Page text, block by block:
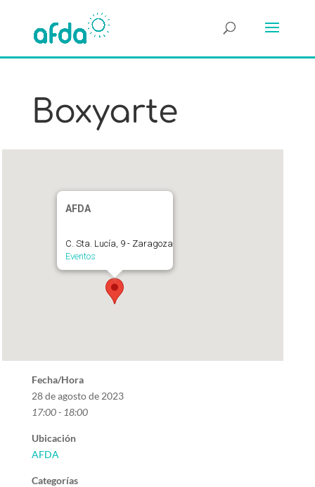
Boxyarte
AFDA
C. Sta. Lucía, 9 - Zaragoza
Eventos
Fecha/Hora
28 de agosto de 2023
17:00 - 18:00
Ubicación
AFDA
Categorías